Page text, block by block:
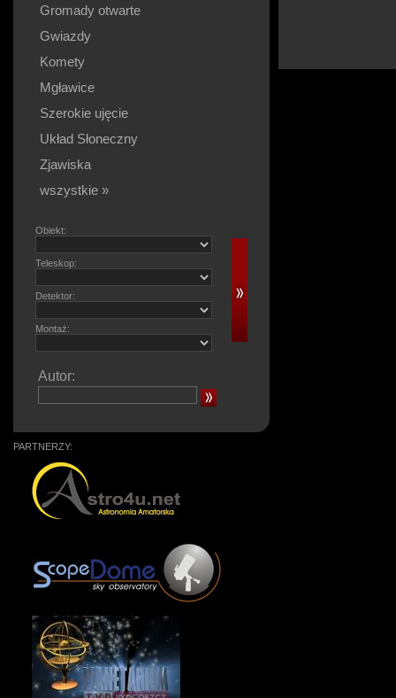
Gromady otwarte
Gwiazdy
Komety
Mgławice
Szerokie ujęcie
Układ Słoneczny
Zjawiska
wszystkie »
Obiekt:
Teleskop:
Detektor:
Montaż:
Autor:
PARTNERZY: